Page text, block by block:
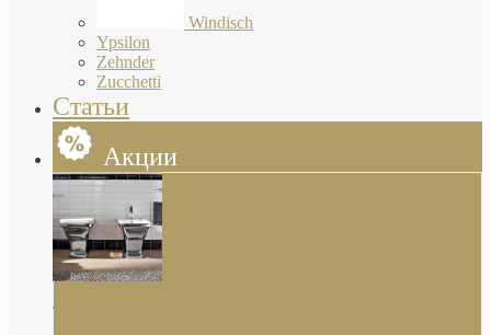
Windisch
Ypsilon
Zehnder
Zucchetti
Статьи
Акции
Butterfly Scarabeo КОМПЛЕКТ санфаянса